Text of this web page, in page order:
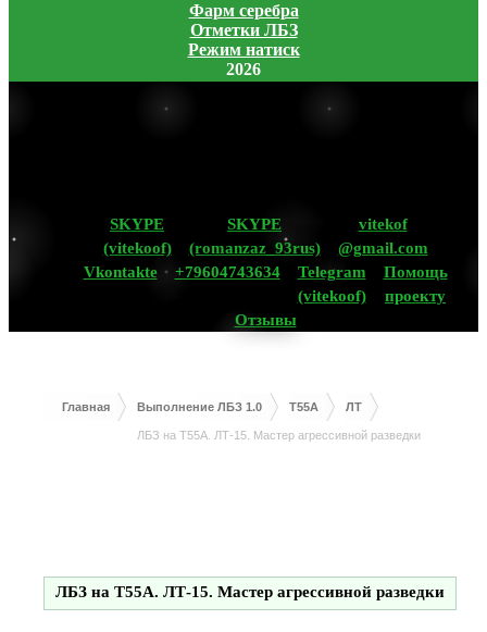
Фарм серебра
Отметки ЛБЗ
Режим натиск
2026
SKYPE
(vitekoof)
SKYPE
(romanzaz_93rus)
vitekof
@gmail.com
Vkontakte
+79604743634
Telegram
(vitekoof)
Помощь
проекту
Отзывы
Главная Выполнение ЛБЗ 1.0 T55A ЛТ
ЛБЗ на T55A. ЛТ-15. Мастер агрессивной разведки
ЛБЗ на T55A. ЛТ-15. Мастер агрессивной разведки